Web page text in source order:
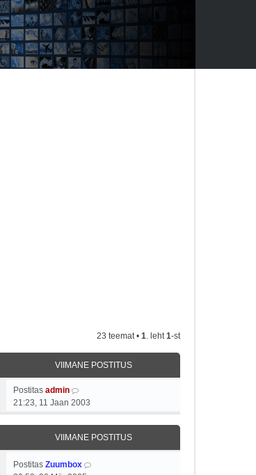
23 teemat • 1. leht1-st
VIIMANE POSTITUS
Postitas admin
21:23, 11 Jaan 2003
VIIMANE POSTITUS
Postitas Zuumbox